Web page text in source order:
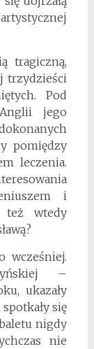
tragiczną,
trzydzieści
Pod
jego
pomiędzy
leczenia.
i
też wtedy
wcześniej.
–
ukazały
się
nigdy
nie